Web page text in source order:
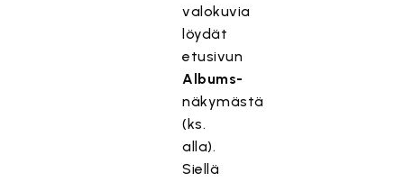
valokuvia
löydät
etusivun
Albums-
näkymästä
(ks.
alla).
Siellä